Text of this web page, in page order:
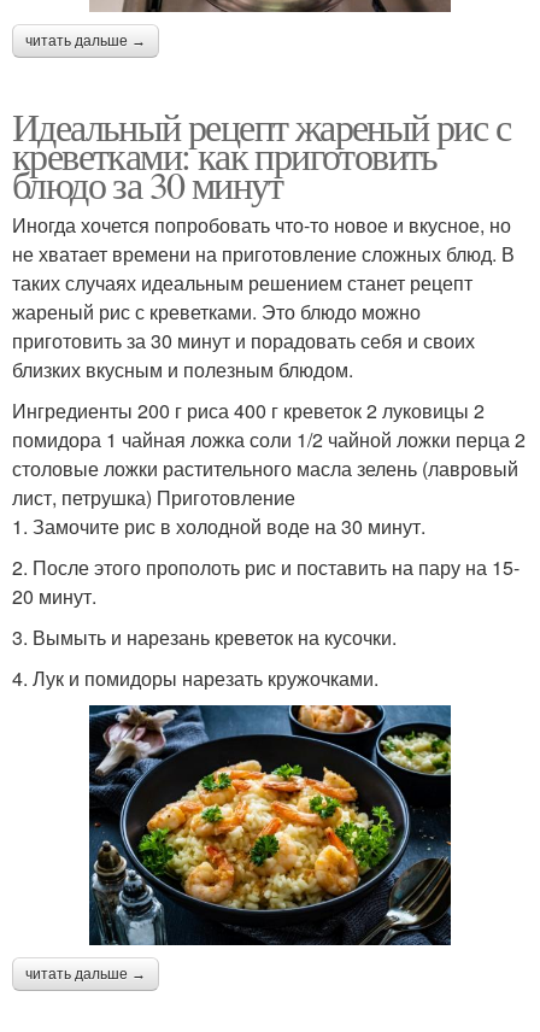
читать дальше →
Идеальный рецепт жареный рис с
креветками: как приготовить
блюдо за 30 минут
Иногда хочется попробовать что-то новое и вкусное, но
не хватает времени на приготовление сложных блюд. В
таких случаях идеальным решением станет рецепт
жареный рис с креветками. Это блюдо можно
приготовить за 30 минут и порадовать себя и своих
близких вкусным и полезным блюдом.
Ингредиенты 200 г риса 400 г креветок 2 луковицы 2
помидора 1 чайная ложка соли 1/2 чайной ложки перца 2
столовые ложки растительного масла зелень (лавровый
лист, петрушка) Приготовление
1. Замочите рис в холодной воде на 30 минут.
2. После этого прополоть рис и поставить на пару на 15-
20 минут.
3. Вымыть и нарезань креветок на кусочки.
4. Лук и помидоры нарезать кружочками.
читать дальше →